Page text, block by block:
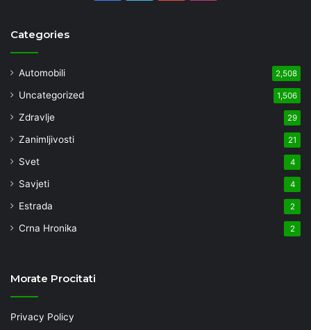
Categories
Automobili 2,508
Uncategorized 1,506
Zdravlje 29
Zanimljivosti 21
Svet 4
Savjeti 4
Estrada 2
Crna Hronika 2
Morate Procitati
Privacy Policy